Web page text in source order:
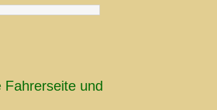
Fahrerseite und